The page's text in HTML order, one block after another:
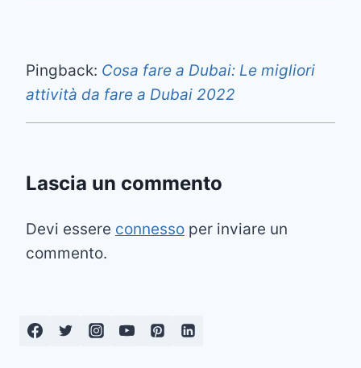
Pingback: Cosa fare a Dubai: Le migliori
attività da fare a Dubai 2022
Lascia un commento
Devi essere connesso per inviare un
commento.